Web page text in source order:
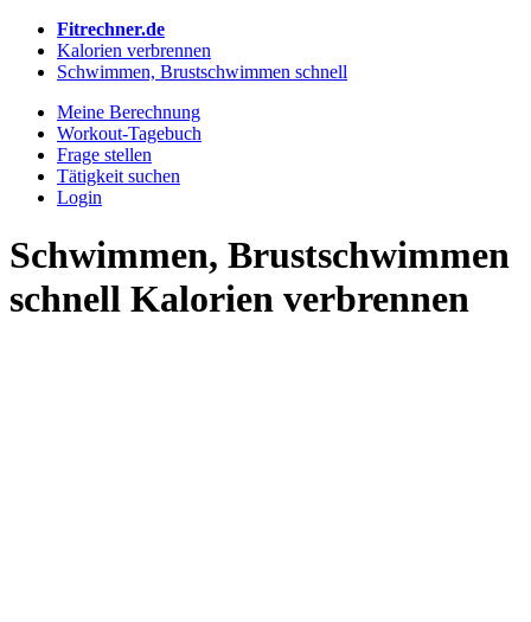
Fitrechner.de
Kalorien verbrennen
Schwimmen, Brustschwimmen schnell
Meine Berechnung
Workout-Tagebuch
Frage stellen
Tätigkeit suchen
Login
Schwimmen, Brustschwimmen
schnell Kalorien verbrennen